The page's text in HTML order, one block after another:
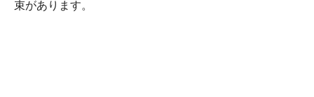
束があります。